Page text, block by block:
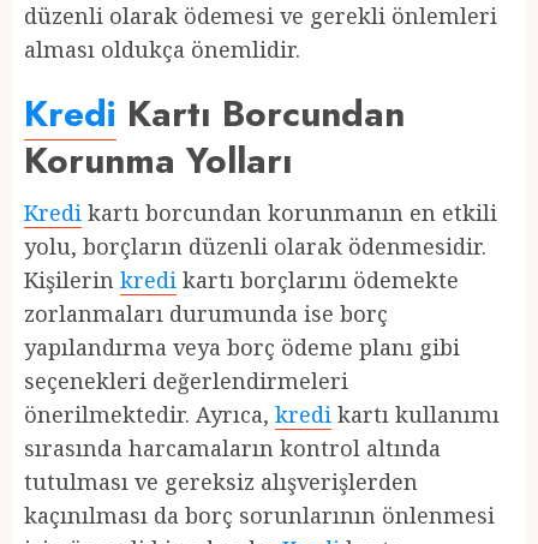
düzenli olarak ödemesi ve gerekli önlemleri
alması oldukça önemlidir.
Kredi Kartı Borcundan
Korunma Yolları
Kredi kartı borcundan korunmanın en etkili
yolu, borçların düzenli olarak ödenmesidir.
Kişilerin kredi kartı borçlarını ödemekte
zorlanmaları durumunda ise borç
yapılandırma veya borç ödeme planı gibi
seçenekleri değerlendirmeleri
önerilmektedir. Ayrıca, kredi kartı kullanımı
sırasında harcamaların kontrol altında
tutulması ve gereksiz alışverişlerden
kaçınılması da borç sorunlarının önlenmesi